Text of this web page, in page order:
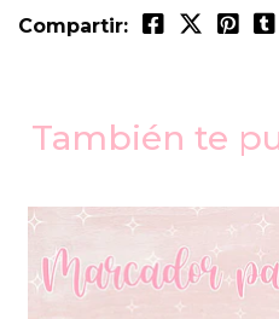
Compartir:
También te